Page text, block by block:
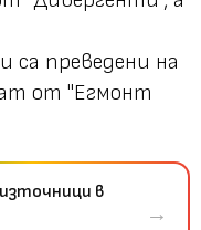
са преведени на
от "Егмонт
в
→